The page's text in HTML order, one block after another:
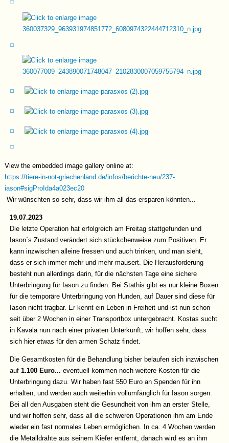
View the embedded image gallery online at:
https://tiere-in-not-griechenland.de/infos/berichte-neu/237-
iason#sigProIda4a023ec20
Wir wünschten so sehr, dass wir ihm all das ersparen könnten...
19.07.2023
Die letzte Operation hat erfolgreich am Freitag stattgefunden und
Iason´s Zustand verändert sich stückchenweise zum Positiven. Er
kann inzwischen alleine fressen und auch trinken, und man sieht,
dass er sich immer mehr und mehr mausert. Die Herausforderung
besteht nun allerdings darin, für die nächsten Tage eine sichere
Unterbringung für Iason zu finden. Bei Stathis gibt es nur kleine Boxen
für die temporäre Unterbringung von Hunden, auf Dauer sind diese für
Iason nicht tragbar. Er kennt ein Leben in Freiheit und ist nun schon
seit über 2 Wochen in einer Transportbox untergebracht. Kostas sucht
in Kavala nun nach einer privaten Unterkunft, wir hoffen sehr, dass
sich hier etwas für den armen Schatz findet.
Die Gesamtkosten für die Behandlung bisher belaufen sich inzwischen
auf1.100 Euro...eventuell kommen noch weitere Kosten für die
Unterbringung dazu. Wir haben fast 550 Euro an Spenden für ihn
erhalten, und werden auch weiterhin vollumfänglich für Iason sorgen.
Bei all den Ausgaben steht die Gesundheit von ihm an erster Stelle,
und wir hoffen sehr, dass all die schweren Operationen ihm am Ende
wieder ein fast normales Leben ermöglichen. In ca. 4 Wochen werden
die Metalldrähte aus seinem Kiefer entfernt, danach wird es an ihm